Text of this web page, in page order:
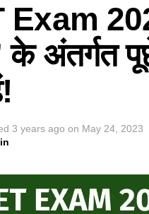
अंतर्गत
3 years ago on May 24, 2023